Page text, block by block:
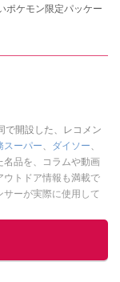
ポケモン限定パッケー
で開設した、レコメン
スーパー、 ダイソー、
名品を、コラムや動画
ウトドア情報も満載で
ーが実際に使用して